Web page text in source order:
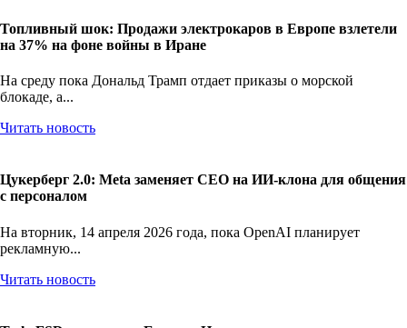
Топливный шок: Продажи электрокаров в Европе взлетели
на 37% на фоне войны в Иране
На среду пока Дональд Трамп отдает приказы о морской
блокаде, а...
Читать новость
Цукерберг 2.0: Meta заменяет CEO на ИИ-клона для общения
с персоналом
На вторник, 14 апреля 2026 года, пока OpenAI планирует
рекламную...
Читать новость